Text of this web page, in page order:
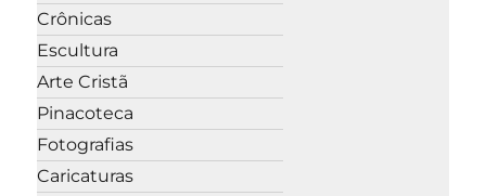
Crônicas
Escultura
Arte Cristã
Pinacoteca
Fotografias
Caricaturas